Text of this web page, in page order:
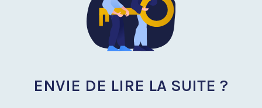
ENVIE DE LIRE LA SUITE ?